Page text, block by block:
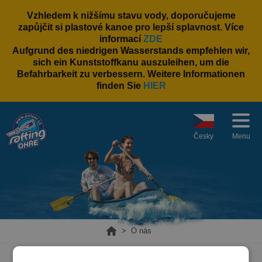
Vzhledem k nižšímu stavu vody, doporučujeme
zapůjčit si plastové kanoe pro lepší splavnost. Více
informací ZDE
Aufgrund des niedrigen Wasserstands empfehlen wir,
sich ein Kunststoffkanu auszuleihen, um die
Befahrbarkeit zu verbessern. Weitere Informationen
finden Sie HIER
Menu
Home O nás